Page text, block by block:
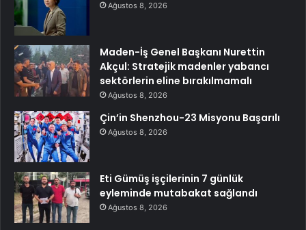
Ağustos 8, 2026
Maden-İş Genel Başkanı Nurettin
Akçul: Stratejik madenler yabancı
sektörlerin eline bırakılmamalı
Ağustos 8, 2026
Çin’in Shenzhou-23 Misyonu Başarılı
Ağustos 8, 2026
Eti Gümüş işçilerinin 7 günlük
eyleminde mutabakat sağlandı
Ağustos 8, 2026